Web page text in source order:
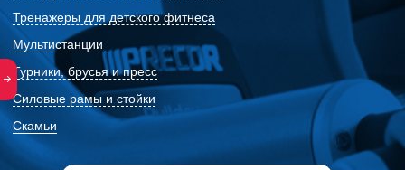
Тренажеры для детского фитнеса
Мультистанции
Турники, брусья и пресс
Силовые рамы и стойки
Скамьи